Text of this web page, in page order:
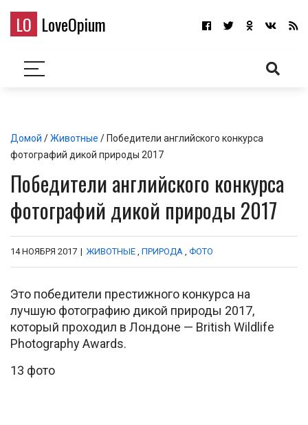
LO LoveOpium
Домой /Животные / Победители английского конкурса
фотографий дикой природы 2017
Победители английского конкурса
фотографий дикой природы 2017
14 НОЯБРЯ 2017 | ЖИВОТНЫЕ , ПРИРОДА , ФОТО
Это победители престижного конкурса на
лучшую фотографию дикой природы 2017,
который проходил в Лондоне — British Wildlife
Photography Awards.
13 фото